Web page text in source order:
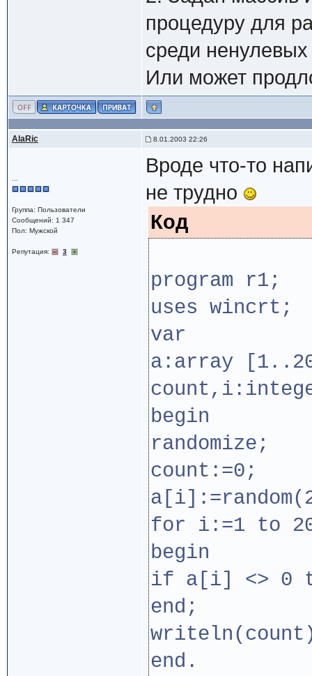
процедуру для
среди
Или может
AlaRic 8.01.2003 22:26
Группа: Пользователи
Сообщений: 1 347
Пол: Мужской
Репутация: 3
Вроде что-то
не трудно
Код
program r1;
uses wincrt;
var
a:array
begin
randomize;
count:=0;
for i:=1 to
begin
if a[i] <> 0
end;
end.